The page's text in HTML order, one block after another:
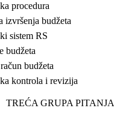
procedura
izvršenja budžeta
sistem RS
budžeta
budžeta
kontrola i revizija
TREĆA GRUPA PITANJA